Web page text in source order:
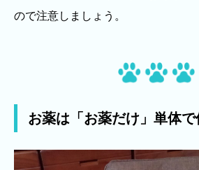
ので注意しましょう。
お薬は「お薬だけ」単体で